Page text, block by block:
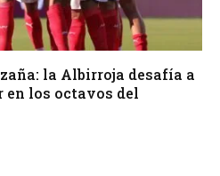
la Albirroja desafía a
los octavos del